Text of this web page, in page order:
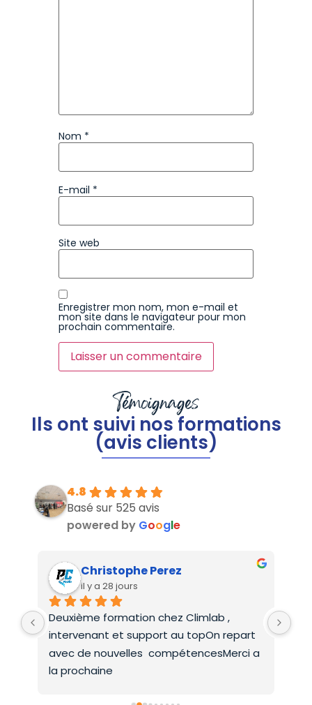
Nom *
E-mail *
Site web
Enregistrer mon nom, mon e-mail et
mon site dans le navigateur pour mon
prochain commentaire.
Témoignages
Ils ont suivi nos formations
(avis clients)
4.8
Basé sur 525 avis
powered by Google
Christophe Perez
il y a 28 jours
Deuxième formation chez Climlab ,
intervenant et support au topOn repart
avec de nouvelles  compétencesMerci a
la prochaine